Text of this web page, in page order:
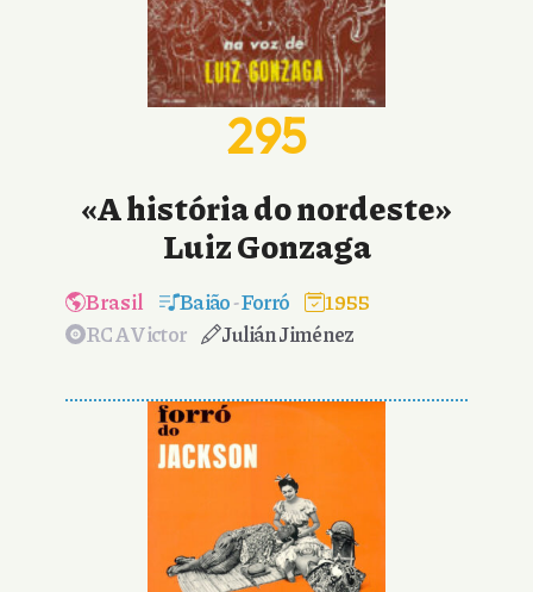
295
«A história do nordeste»
Luiz Gonzaga
Brasil Baião-Forró
1955
RCA Victor
Julián Jiménez